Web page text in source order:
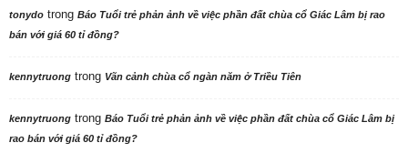
tonydo trong Báo Tuổi trẻ phản ảnh về việc phần đất chùa cổ Giác Lâm bị rao
bán với giá 60 tỉ đồng?
kennytruong trong Vãn cảnh chùa cổ ngàn năm ở Triều Tiên
kennytruong trong Báo Tuổi trẻ phản ảnh về việc phần đất chùa cổ Giác Lâm bị
rao bán với giá 60 tỉ đồng?